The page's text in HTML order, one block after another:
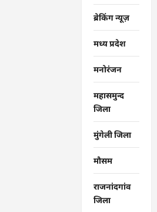
ब्रेकिंग न्यूज़
मध्य प्रदेश
मनोरंजन
महासमुन्द
जिला
मुंगेली जिला
मौसम
राजनांदगांव
जिला